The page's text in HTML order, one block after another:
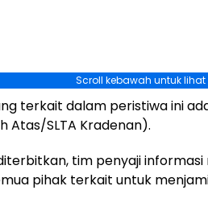
Scroll kebawah untuk lihat
terkait dalam peristiwa ini
Atas/SLTA Kradenan).
tim penyaji
pihak terkait untuk